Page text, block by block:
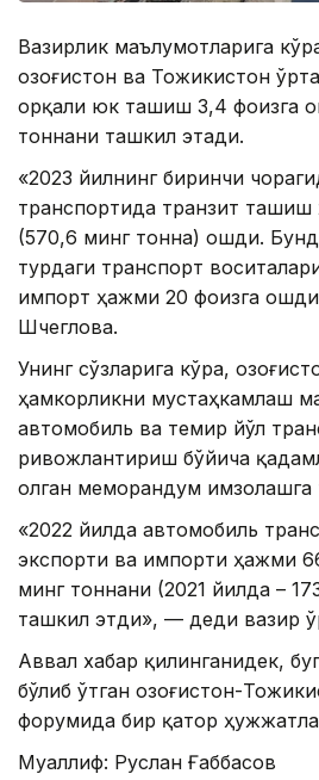
Вазирлик маълумотларига
Қозоғистон ва Тожикистон
орқали юк ташиш 3,4 фоизга
тоннани ташкил этади.
«2023 йилнинг биринчи
транспортида транзит
(570,6 минг тонна) ошди.
турдаги транспорт
импорт ҳажми 20 фоизга
Шчеглова.
Унинг сўзларига кўра,
ҳамкорликни мустаҳкамлаш
автомобиль ва темир йўл
ривожлантириш бўйича
олган меморандум имзолашга
«2022 йилда автомобиль
экспорти ва импорти ҳажми
минг тоннани (2021 йилда –
ташкил этди», — деди вазир
Аввал хабар қилинганидек,
бўлиб ўтган Қозоғистон-
форумида бир қатор
Муаллиф: Руслан Ғаббасов